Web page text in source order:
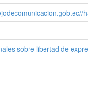
sobre libertad de